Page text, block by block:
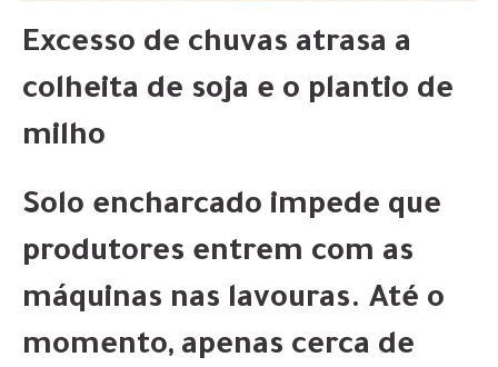
Excesso de chuvas atrasa a
colheita de soja e o plantio de
milho
Solo encharcado impede que
produtores entrem com as
máquinas nas lavouras. Até o
momento, apenas cerca de